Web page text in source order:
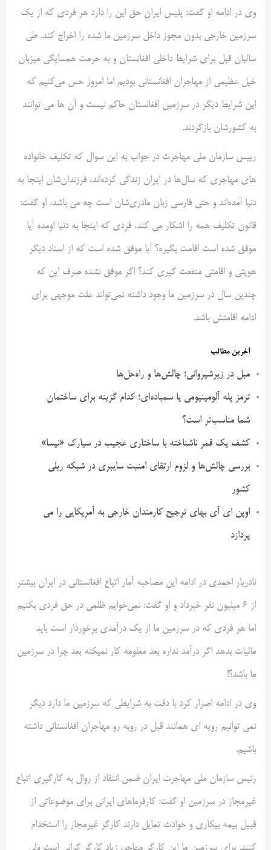
وی در ادامه او گفت: پلیس ایران حق این را دارد هر فردی که از یک
سرزمین خارجی بدون مجوز داخل سرزمین ما شده را اخراج کند. طی
سالیان قبل برای شرایط داخلی افغانستان و به حرمت همسایگی میزبان
خیل عظیمی از مهاجران افغانستانی بودیم اما امروز حس می‌کنیم که
این شرایط دیگر در سرزمین افغانستان حاکم نیست و آن ها می توانند
به کشورشان بازگردند.
رییس سازمان ملی مهاجرت در جواب به این سوال که تکلیف خانواده
های مهاجری که سال‌ها در ایران زندگی کرده‌اند، فرزندان‌شان اینجا به
دنیا آمده‌اند و حتی فارسی زبان مادری‌شان است چه می باشد، او گفت:
قانون تکلیف همه را اشکار می کند، فردی که اینجا به دنیا اومده آیا
موفق شده است اقامت بگیره؟ آیا موفق شده است که از اسناد دیگر
هویتی و اقامتی منفعت گیری کند؟ اگر موفق نشده صرف این که
چندین سال در سرزمین ما وجود داشته نمی‌تواند علت موجهی برای
ادامه اقامتش باشد.
آخرین مطالب
مبل در زیرشیروانی؛ چالش‌ها و راه‌حل‌ها
ترمز پله آلومینیومی یا سمباده‌ای؛ کدام گزینه برای ساختمان
شما مناسب‌تر است؟
کشف یک قمر ناشناخته با ساختاری عجیب در سیارک «نیسا»
بررسی چالش‌ها و لزوم ارتقای امنیت سایبری در شبکه ریلی
کشور
اوپن ای آی بهای ترجیح کارمندان خارجی به آمریکایی را می
پردازد
نادریار احمدی در ادامه این مصاحبه آمار اتباع افغانستانی در ایران بیشتر
از ۶ میلیون نفر خبرداد و او گفت: نمی‌خوایم ظلمی در حق فردی بکنیم
اما هر فردی که در سرزمین ما از یک درآمدی برخوردار است باید
مالیات بدهد اگر درآمد نداره بعد معلومه کار نمیکنه بعد چرا در سرزمین
ما باشد؟!
وی در ادامه اصرار کرد با دقت به شرایطی که سرزمین ما دارد دیگر
نمی توانیم رویه ای همانند قبل در روبه رو مهاجران افغانستانی داشته
باشیم.
رئیس سازمان ملی مهاجرت ایران ضمن انتقاد از روال به کارگیری اتباع
غیرمجاز در سرزمین او گفت: کارفرماهای ایرانی برای موضوعاتی از
قبیل بیمه بیکاری و حوادث تمایل دارند کارگر غیرمجاز را استخدام